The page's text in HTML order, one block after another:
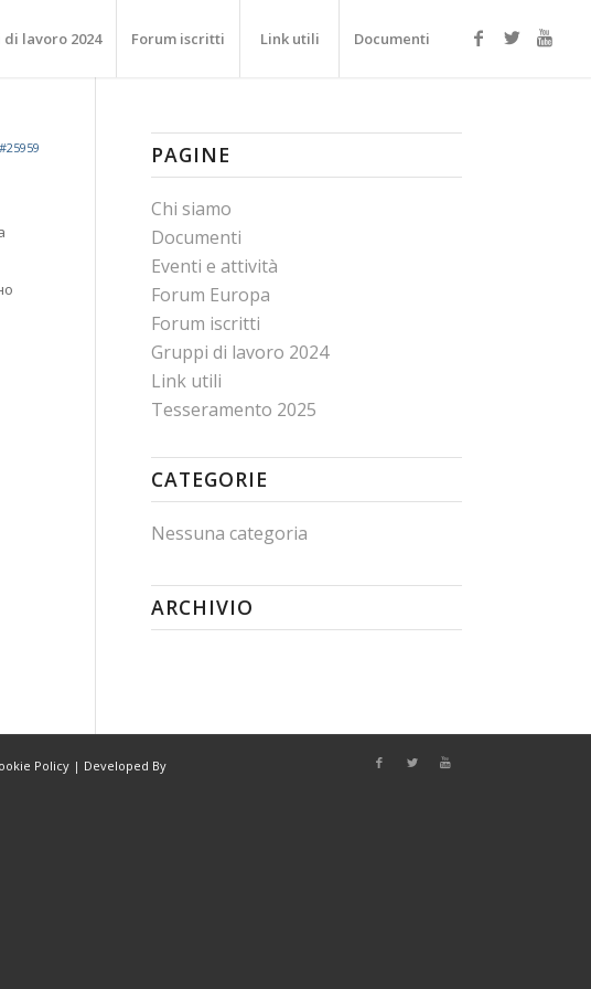
di lavoro 2024 Forum iscritti Link utili Documenti
#25959 PAGINE
Chi siamo
Documenti
Eventi e attività
Forum Europa
Forum iscritti
Gruppi di lavoro 2024
Link utili
Tesseramento 2025
CATEGORIE
Nessuna categoria
ARCHIVIO
Policy | Developed By